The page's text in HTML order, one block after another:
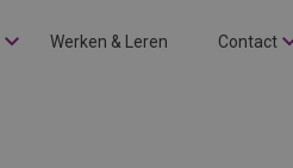
Werken & Leren Contact